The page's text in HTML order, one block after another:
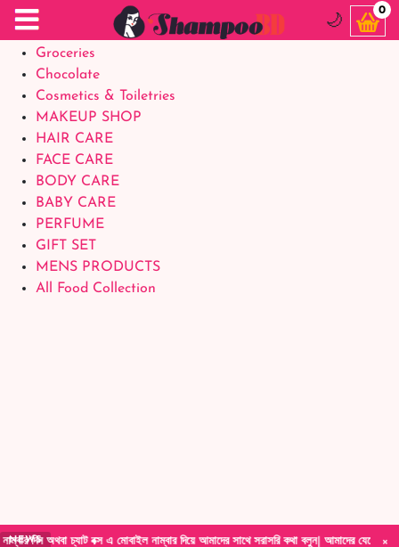
Food Supplements
Baby Foods
Groceries
Chocolate
Cosmetics & Toiletries
MAKEUP SHOP
HAIR CARE
FACE CARE
BODY CARE
BABY CARE
PERFUME
GIFT SET
MENS PRODUCTS
All Food Collection
×
NEWSবক্স এ মোবাইল নাম্বার দিয়ে আমাদের সাথে সরাসরি কথা বলুন| আমাদের যেকোনো পণ্য হাতে
🌙
0